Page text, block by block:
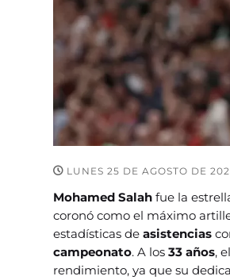
LUNES 25 DE AGOSTO DE
Mohamed Salah fue la
coronó como el máximo
estadísticas deasistencias
campeonato. A los33 años,
rendimiento, ya que su